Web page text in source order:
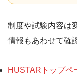
制度や試験内容は
情報もあわせて確
HUSTARトップペ